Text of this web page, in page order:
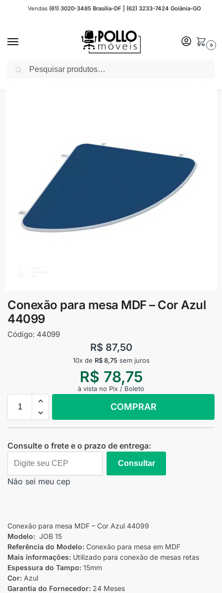
Vendas (61) 3020-3485 Brasília-DF | (62) 3233-7424 Goiânia-GO
0
Início Móveis para Escritório /
Conexão para mesa MDF – Cor Azul
44099
Código: 44099
R$ 87,50
10x de R$8,75 sem juros
R$ 78,75
à vista no Pix / Boleto
COMPRAR
Consulte o frete e o prazo de entrega:
Consultar
Não sei meu cep
Conexão para mesa MDF – Cor Azul 44099
Modelo: JOB 15
Referência do Modelo: Conexão para mesa em MDF
Mais informações: Utilizado para conexão de mesas retas
Espessura do Tampo: 15mm
Cor: Azul
Garantia do Fornecedor: 24 Meses